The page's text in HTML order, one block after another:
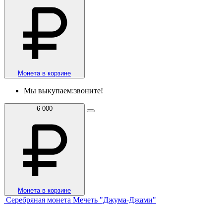
Монета в корзине
Мы выкупаем:звоните!
6 000
Монета в корзине
Серебряная монета Мечеть "Джума-Джами"